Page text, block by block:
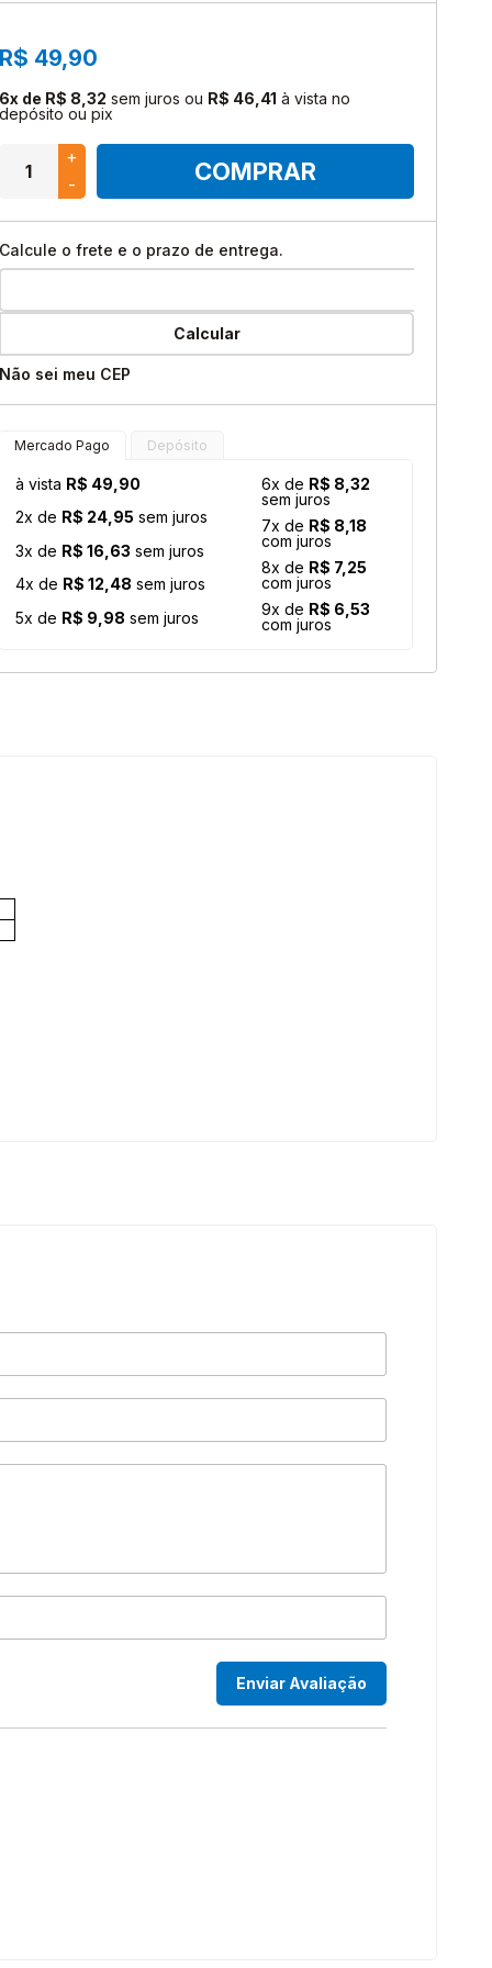
Instagram
Facebook
TikTok
DIGIMON
LEGENDS
UniVersus
R$ 49,90
6x de R$ 8,32 sem juros ou R$ 46,41 à vista no
depósito ou pix
+
-
COMPRAR
Calcule o frete e o prazo de entrega.
Calcular
Não sei meu CEP
Mercado Pago Depósito
à vista R$ 49,90
2x de R$ 24,95 sem juros
3x de R$ 16,63 sem juros
4x de R$ 12,48 sem juros
5x de R$ 9,98 sem juros
6x de R$ 8,32
sem juros
7x de R$ 8,18
com juros
8x de R$ 7,25
com juros
9x de R$ 6,53
com juros